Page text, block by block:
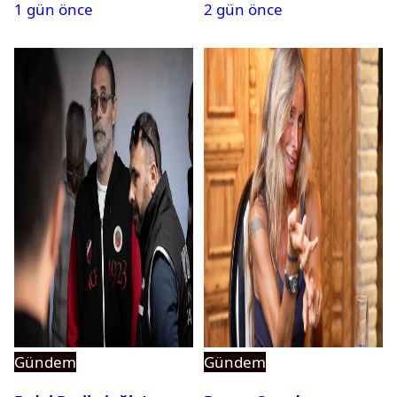
1 gün önce 2 gün önce
Gündem
Gündem